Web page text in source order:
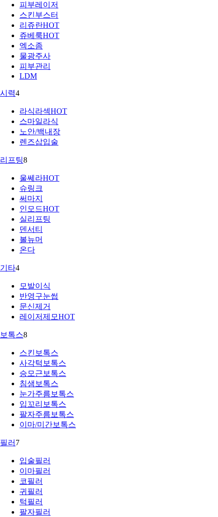
피부레이저
스킨부스터
리쥬란HOT
쥬베룩HOT
엑소좀
물광주사
피부관리
LDM
시력4
라식라섹HOT
스마일라식
노안/백내장
렌즈삽입술
리프팅8
울쎄라HOT
슈링크
써마지
인모드HOT
실리프팅
덴서티
볼뉴머
온다
기타4
모발이식
반영구눈썹
문신제거
레이저제모HOT
보톡스8
스킨보톡스
사각턱보톡스
승모근보톡스
침샘보톡스
눈가주름보톡스
입꼬리보톡스
팔자주름보톡스
이마/미간보톡스
필러 7
입술필러
이마필러
코필러
귀필러
턱필러
팔자필러